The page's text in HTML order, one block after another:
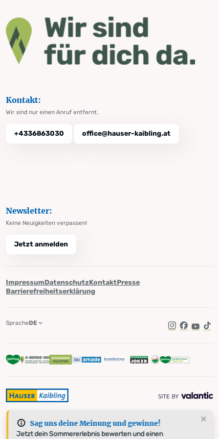
Sag uns deine Meinung und gewinne!
Jetzt dein Sommererlebnis bewerten und einen
Kontakt:
Wir sind nur einen Anruf entfernt.
+4336863030 office@hauser-kaibling.at
Newsletter:
Keine Neuigkeiten verpassen!
Jetzt anmelden
ImpressumDatenschutzKontaktPresse
Barrierefreiheitserklärung
Instagram
Facebook
SpracheDE